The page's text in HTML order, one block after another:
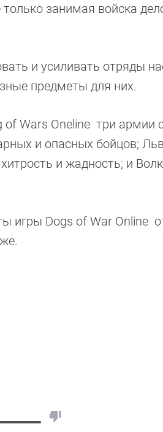
занимая войска
и усиливать отряды
предметы для них.
Wars Oneline три армии
и опасных бойцов;
и жадность; и
игры Dogs of War Online